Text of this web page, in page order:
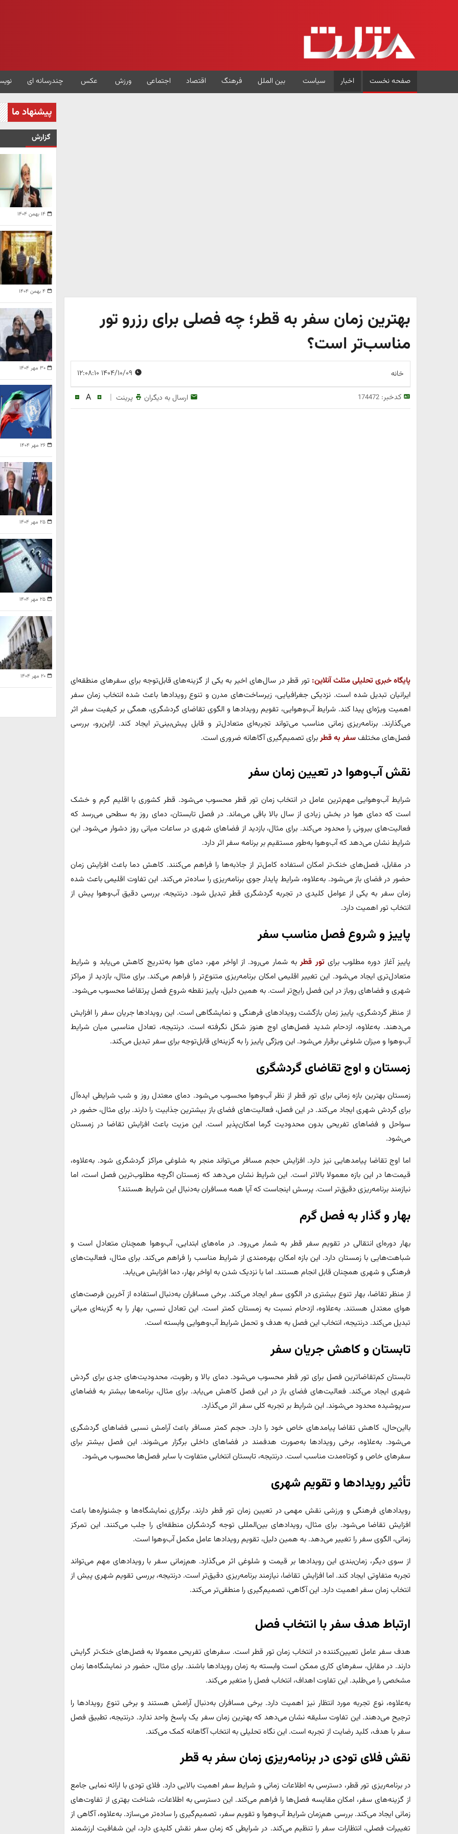
صفحه نخست اخبار سیاست بین الملل فرهنگ اقتصاد اجتماعی ورزش عکس چندرسانه ای
بهترین زمان سفر به قطر؛ چه فصلی برای رزرو تور
مناسب‌تر است؟
خانه
کدخبر:174472 ارسال به دیگران پرینت |
A
پایگاه خبری تحلیلی مثلث آنلاین: تور قطر در سال‌های اخیر به یکی از گزینه‌های قابل‌توجه برای سفرهای منطقه‌ای
ایرانیان تبدیل شده است. نزدیکی جغرافیایی، زیرساخت‌های مدرن و تنوع رویدادها باعث شده انتخاب زمان سفر
اهمیت ویژه‌ای پیدا کند. شرایط آب‌وهوایی، تقویم رویدادها و الگوی تقاضای گردشگری، همگی بر کیفیت سفر اثر
می‌گذارند. برنامه‌ریزی زمانی مناسب می‌تواند تجربه‌ای متعادل‌تر و قابل پیش‌بینی‌تر ایجاد کند. ازاین‌رو، بررسی
فصل‌های مختلفسفر به قطربرای تصمیم‌گیری آگاهانه ضروری است.
نقش آب‌وهوا در تعیین زمان سفر
شرایط آب‌وهوایی مهم‌ترین عامل در انتخاب زمان تور قطر محسوب می‌شود. قطر کشوری با اقلیم گرم و خشک
است که دمای هوا در بخش زیادی از سال بالا باقی می‌ماند. در فصل تابستان، دمای روز به سطحی می‌رسد که
فعالیت‌های بیرونی را محدود می‌کند. برای مثال، بازدید از فضاهای شهری در ساعات میانی روز دشوار می‌شود. این
شرایط نشان می‌دهد که آب‌وهوا به‌طور مستقیم بر برنامه سفر اثر دارد.
در مقابل، فصل‌های خنک‌تر امکان استفاده کامل‌تر از جاذبه‌ها را فراهم می‌کنند. کاهش دما باعث افزایش زمان
حضور در فضای باز می‌شود. به‌علاوه، شرایط پایدار جوی برنامه‌ریزی را ساده‌تر می‌کند. این تفاوت اقلیمی باعث شده
زمان سفر به یکی از عوامل کلیدی در تجربه گردشگری قطر تبدیل شود. درنتیجه، بررسی دقیق آب‌وهوا پیش از
انتخاب تور اهمیت دارد.
پاییز و شروع فصل مناسب سفر
پاییز آغاز دوره مطلوب برایتور قطربه شمار می‌رود. از اواخر مهر، دمای هوا به‌تدریج کاهش می‌یابد و شرایط
متعادل‌تری ایجاد می‌شود. این تغییر اقلیمی امکان برنامه‌ریزی متنوع‌تر را فراهم می‌کند. برای مثال، بازدید از مراکز
شهری و فضاهای روباز در این فصل رایج‌تر است. به همین دلیل، پاییز نقطه شروع فصل پرتقاضا محسوب می‌شود.
از منظر گردشگری، پاییز زمان بازگشت رویدادهای فرهنگی و نمایشگاهی است. این رویدادها جریان سفر را افزایش
می‌دهند. به‌علاوه، ازدحام شدید فصل‌های اوج هنوز شکل نگرفته است. درنتیجه، تعادل مناسبی میان شرایط
آب‌وهوا و میزان شلوغی برقرار می‌شود. این ویژگی پاییز را به گزینه‌ای قابل‌توجه برای سفر تبدیل می‌کند.
زمستان و اوج تقاضای گردشگری
زمستان بهترین بازه زمانی برای تور قطر از نظر آب‌وهوا محسوب می‌شود. دمای معتدل روز و شب شرایطی ایده‌آل
برای گردش شهری ایجاد می‌کند. در این فصل، فعالیت‌های فضای باز بیشترین جذابیت را دارند. برای مثال، حضور در
سواحل و فضاهای تفریحی بدون محدودیت گرما امکان‌پذیر است. این مزیت باعث افزایش تقاضا در زمستان
می‌شود.
اما اوج تقاضا پیامدهایی نیز دارد. افزایش حجم مسافر می‌تواند منجر به شلوغی مراکز گردشگری شود. به‌علاوه،
قیمت‌ها در این بازه معمولا بالاتر است. این شرایط نشان می‌دهد که زمستان اگرچه مطلوب‌ترین فصل است، اما
نیازمند برنامه‌ریزی دقیق‌تر است. پرسش اینجاست که آیا همه مسافران به‌دنبال این شرایط هستند؟
بهار و گذار به فصل گرم
بهار دوره‌ای انتقالی در تقویم سفر قطر به شمار می‌رود. در ماه‌های ابتدایی، آب‌وهوا همچنان متعادل است و
شباهت‌هایی با زمستان دارد. این بازه امکان بهره‌مندی از شرایط مناسب را فراهم می‌کند. برای مثال، فعالیت‌های
فرهنگی و شهری همچنان قابل انجام هستند. اما با نزدیک شدن به اواخر بهار، دما افزایش می‌یابد.
از منظر تقاضا، بهار تنوع بیشتری در الگوی سفر ایجاد می‌کند. برخی مسافران به‌دنبال استفاده از آخرین فرصت‌های
هوای معتدل هستند. به‌علاوه، ازدحام نسبت به زمستان کمتر است. این تعادل نسبی، بهار را به گزینه‌ای میانی
تبدیل می‌کند. درنتیجه، انتخاب این فصل به هدف و تحمل شرایط آب‌وهوایی وابسته است.
تابستان و کاهش جریان سفر
تابستان کم‌تقاضاترین فصل برای تور قطر محسوب می‌شود. دمای بالا و رطوبت، محدودیت‌های جدی برای گردش
شهری ایجاد می‌کند. فعالیت‌های فضای باز در این فصل کاهش می‌یابد. برای مثال، برنامه‌ها بیشتر به فضاهای
سرپوشیده محدود می‌شوند. این شرایط بر تجربه کلی سفر اثر می‌گذارد.
بااین‌حال، کاهش تقاضا پیامدهای خاص خود را دارد. حجم کمتر مسافر باعث آرامش نسبی فضاهای گردشگری
می‌شود. به‌علاوه، برخی رویدادها به‌صورت هدفمند در فضاهای داخلی برگزار می‌شوند. این فصل بیشتر برای
سفرهای خاص و کوتاه‌مدت مناسب است. درنتیجه، تابستان انتخابی متفاوت با سایر فصل‌ها محسوب می‌شود.
تأثیر رویدادها و تقویم شهری
رویدادهای فرهنگی و ورزشی نقش مهمی در تعیین زمان تور قطر دارند. برگزاری نمایشگاه‌ها و جشنواره‌ها باعث
افزایش تقاضا می‌شود. برای مثال، رویدادهای بین‌المللی توجه گردشگران منطقه‌ای را جلب می‌کنند. این تمرکز
زمانی، الگوی سفر را تغییر می‌دهد. به همین دلیل، تقویم رویدادها عامل مکمل آب‌وهوا است.
از سوی دیگر، زمان‌بندی این رویدادها بر قیمت و شلوغی اثر می‌گذارد. هم‌زمانی سفر با رویدادهای مهم می‌تواند
تجربه متفاوتی ایجاد کند. اما افزایش تقاضا، نیازمند برنامه‌ریزی دقیق‌تر است. درنتیجه، بررسی تقویم شهری پیش از
انتخاب زمان سفر اهمیت دارد. این آگاهی، تصمیم‌گیری را منطقی‌تر می‌کند.
ارتباط هدف سفر با انتخاب فصل
هدف سفر عامل تعیین‌کننده در انتخاب زمان تور قطر است. سفرهای تفریحی معمولا به فصل‌های خنک‌تر گرایش
دارند. در مقابل، سفرهای کاری ممکن است وابسته به زمان رویدادها باشند. برای مثال، حضور در نمایشگاه‌ها زمان
مشخصی را می‌طلبد. این تفاوت اهداف، انتخاب فصل را متغیر می‌کند.
به‌علاوه، نوع تجربه مورد انتظار نیز اهمیت دارد. برخی مسافران به‌دنبال آرامش هستند و برخی تنوع رویدادها را
ترجیح می‌دهند. این تفاوت سلیقه نشان می‌دهد که بهترین زمان سفر یک پاسخ واحد ندارد. درنتیجه، تطبیق فصل
سفر با هدف، کلید رضایت از تجربه است. این نگاه تحلیلی به انتخاب آگاهانه کمک می‌کند.
نقش فلای‌ تودی در برنامه‌ریزی زمان سفر به قطر
در برنامه‌ریزی تور قطر، دسترسی به اطلاعات زمانی و شرایط سفر اهمیت بالایی دارد. فلای‌ تودی با ارائه نمایی جامع
از گزینه‌های سفر، امکان مقایسه فصل‌ها را فراهم می‌کند. این دسترسی به اطلاعات، شناخت بهتری از تفاوت‌های
زمانی ایجاد می‌کند. بررسی هم‌زمان شرایط آب‌وهوا و تقویم سفر، تصمیم‌گیری را ساده‌تر می‌سازد. به‌علاوه، آگاهی از
تغییرات فصلی، انتظارات سفر را تنظیم می‌کند. در شرایطی که زمان سفر نقش کلیدی دارد، این شفافیت ارزشمند
پیشنهاد ما
گزارش
۱۴ بهمن ۱۴۰۴
۴ بهمن ۱۴۰۴
۳۰ مهر ۱۴۰۴
۲۶ مهر ۱۴۰۴
۲۵ مهر ۱۴۰۴
۲۵ مهر ۱۴۰۴
۲۰ مهر ۱۴۰۴